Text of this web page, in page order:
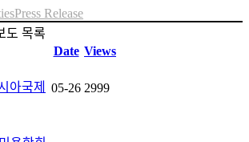
Press Release
도 목록
Date Views
아국제
05-26 2999